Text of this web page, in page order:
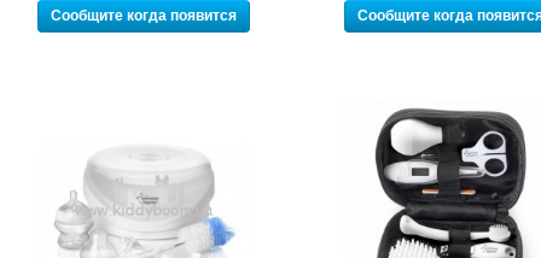
Сообщите когда появится Сообщите когда